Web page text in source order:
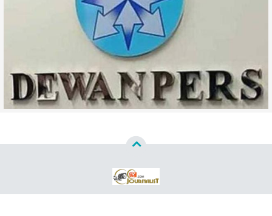
Copyright ©2026WWW CCTVJURNALISTCOM™